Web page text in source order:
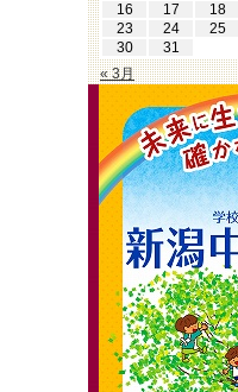
16
17 18
23
24 25
30
31
« 3月